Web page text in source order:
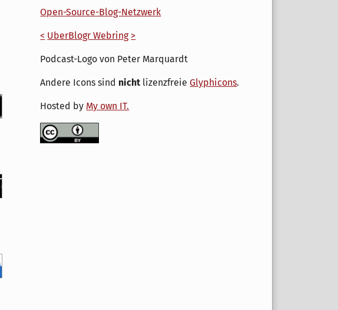
Open-Source-Blog-Netzwerk
< UberBlogr Webring >
Podcast-Logo von Peter Marquardt
Andere Icons sind nicht lizenzfreieGlyphicons.
Hosted by My own IT.